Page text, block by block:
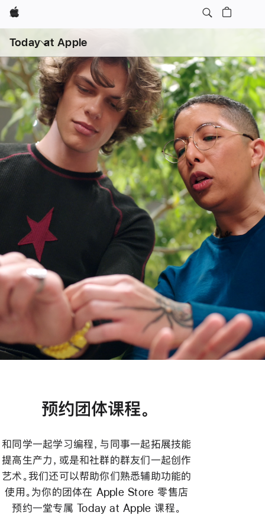
Apple
Today at Apple
单
预约团体课程。
和同学一起学习编程，与同事一起拓展技能
提高生产力，或是和社群的群友们一起创作
艺术。我们还可以帮助你们熟悉辅助功能的
使用。为你的团体在 Apple Store 零售店
预约一堂专属 Today at Apple 课程。